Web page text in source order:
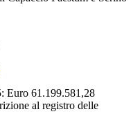
Euro 61.199.581,28
al registro delle